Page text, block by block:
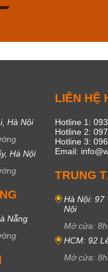
Hà Nội
Hà Nội
Nẵng
LIÊN HỆ
Hotline 1:
Hotline 2:
Hotline 3:
Email:
TRUNG
Hà Nội: 97
Nội
Mở cửa:
HCM: 92
Mở cửa: